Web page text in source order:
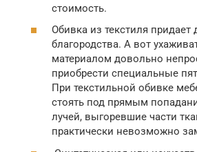
стоимость.
Обивка из текстиля придает
благородства. А вот
материалом довольно
приобрести специальные
При текстильной обивке
стоять под прямым
лучей, выгоревшие части
практически невозможно